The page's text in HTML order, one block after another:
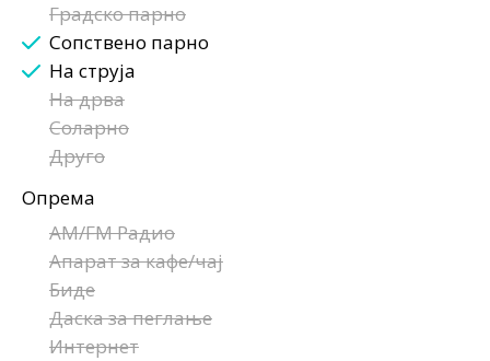
Градско парно
Сопствено парно
На струја
На дрва
Соларно
Друго
Опрема
AM/FM Радио
Апарат за кафе/чај
Биде
Даска за пеглање
Интернет